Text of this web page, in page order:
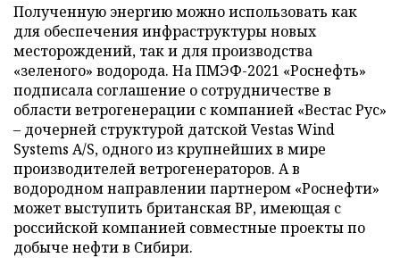
Полученную энергию можно использовать как
для обеспечения инфраструктуры новых
месторождений, так и для производства
«зеленого» водорода. На ПМЭФ-2021 «Роснефть»
подписала соглашение о сотрудничестве в
области ветрогенерации с компанией «Вестас Рус»
– дочерней структурой датской Vestas Wind
Systems A/S, одного из крупнейших в мире
производителей ветрогенераторов. А в
водородном направлении партнером «Роснефти»
может выступить британская ВР, имеющая с
российской компанией совместные проекты по
добыче нефти в Сибири.